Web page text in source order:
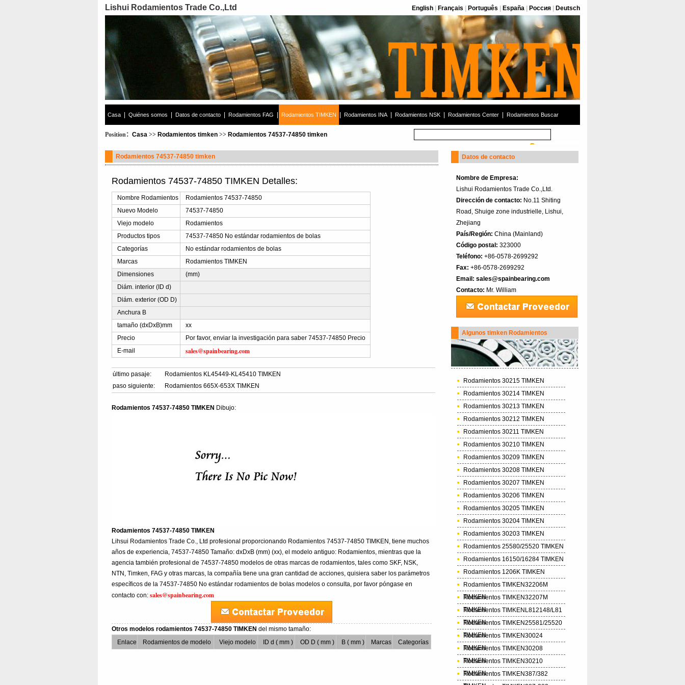
Lishui Rodamientos Trade Co.,Ltd English Français Português España Россия Deutsch
Casa Quiénes somos Datos de contacto Rodamientos FAG Rodamientos TIMKEN Rodamientos INA Rodamientos NSK Rodamientos Center Rodamientos Buscar
Position： Casa >> Rodamientos timken >> Rodamientos 74537-74850 timken
Rodamientos 74537-74850 timken
Rodamientos 74537-74850 TIMKEN Detalles:
Nombre Rodamientos
Rodamientos 74537-74850
Nuevo Modelo
74537-74850
Viejo modelo
Rodamientos
Productos tipos
74537-74850 No estándar rodamientos de bolas
Categorías
No estándar rodamientos de bolas
Marcas
Rodamientos TIMKEN
Dimensiones
(mm)
Diám. interior (ID d)
Diám. exterior (OD D)
Anchura B
tamaño (dxDxB)mm
xx
Precio
Por favor, enviar la investigación para saber 74537-74850 Precio
E-mail
sales@spainbearing.com
último pasaje:
Rodamientos KL45449-KL45410 TIMKEN
paso siguiente:
Rodamientos 665X-653X TIMKEN
Rodamientos 74537-74850 TIMKEN Dibujo:
Rodamientos 74537-74850 TIMKEN
Lihsui Rodamientos Trade Co., Ltd profesional proporcionando Rodamientos 74537-74850 TIMKEN, tiene muchos
años de experiencia, 74537-74850 Tamaño: dxDxB (mm) (xx), el modelo antiguo: Rodamientos, mientras que la
agencia también profesional de 74537-74850 modelos de otras marcas de rodamientos, tales como SKF, NSK,
NTN, Timken, FAG y otras marcas, la compañía tiene una gran cantidad de acciones, quisiera saber los parámetros
específicos de la 74537-74850 No estándar rodamientos de bolas modelos o consulta, por favor póngase en
contacto con:sales@spainbearing.com
Otros modelos rodamientos 74537-74850 TIMKENdel mismo tamaño:
Enlace
Rodamientos de modelo Viejo modelo ID d ( mm ) OD D ( mm ) B ( mm ) Marcas Categorías
Datos de contacto
Nombre de Empresa:
Lishui Rodamientos Trade Co.,Ltd.
Dirección de contacto: No.11 Shiting
Road, Shuige zone industrielle, Lishui,
Zhejiang
País/Región: China (Mainland)‎
Código postal: 323000
Teléfono: +86-0578-2699292
Fax: +86-0578-2699292
Email: sales@spainbearing.com
Contacto: Mr. William
Algunos timken Rodamientos
Rodamientos 30215 TIMKEN
Rodamientos 30214 TIMKEN
Rodamientos 30213 TIMKEN
Rodamientos 30212 TIMKEN
Rodamientos 30211 TIMKEN
Rodamientos 30210 TIMKEN
Rodamientos 30209 TIMKEN
Rodamientos 30208 TIMKEN
Rodamientos 30207 TIMKEN
Rodamientos 30206 TIMKEN
Rodamientos 30205 TIMKEN
Rodamientos 30204 TIMKEN
Rodamientos 30203 TIMKEN
Rodamientos 25580/25520 TIMKEN
Rodamientos 16150/16284 TIMKEN
Rodamientos 1206K TIMKEN
Rodamientos TIMKEN32206M
TIMKEN
Rodamientos TIMKEN32207M
TIMKEN
Rodamientos TIMKENL812148/L81
TIMKEN
Rodamientos TIMKEN25581/25520
TIMKEN
Rodamientos TIMKEN30024
TIMKEN
Rodamientos TIMKEN30208
TIMKEN
Rodamientos TIMKEN30210
TIMKEN
Rodamientos TIMKEN387/382